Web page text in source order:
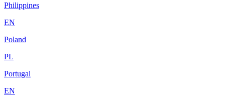
Philippines
EN
Poland
PL
Portugal
EN